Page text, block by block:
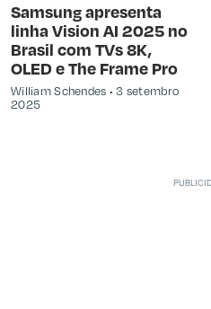
Samsung apresenta
linha Vision AI 2025 no
Brasil com TVs 8K,
OLED e The Frame Pro
William Schendes
3 setembro
2025